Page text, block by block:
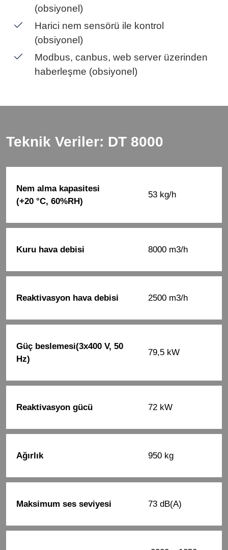
(obsiyonel)
Harici nem sensörü ile kontrol
(obsiyonel)
Modbus, canbus, web server üzerinden
haberleşme (obsiyonel)
Teknik Veriler: DT 8000
Nem alma kapasitesi
(+20 °C, 60%RH)
53 kg/h
Kuru hava debisi 8000 m3/h
Reaktivasyon hava debisi 2500 m3/h
Güç beslemesi(3x400 V, 50
Hz)
79,5 kW
Reaktivasyon gücü 72 kW
Ağırlık 950 kg
Maksimum ses seviyesi 73 dB(A)